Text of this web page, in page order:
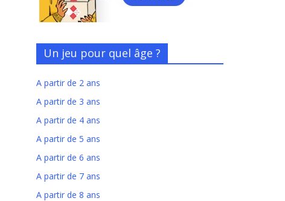
Un jeu pour quel âge ?
A partir de 2 ans
A partir de 3 ans
A partir de 4 ans
A partir de 5 ans
A partir de 6 ans
A partir de 7 ans
A partir de 8 ans